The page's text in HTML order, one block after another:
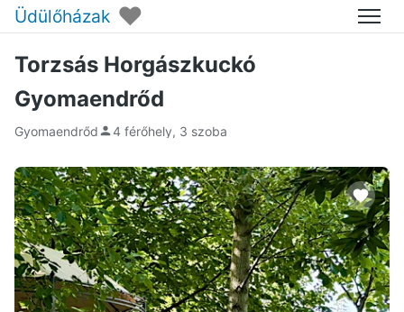
Üdülőházak ♥ Menü
Torzsás Horgászkuckó
Gyomaendrőd
Gyomaendrőd 4 férőhely, 3 szoba